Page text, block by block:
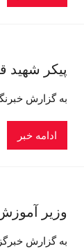
پیکر شهید
به گزارش
ادامه خبر
وزیر آموزش و پرورش خبر
به گزارش